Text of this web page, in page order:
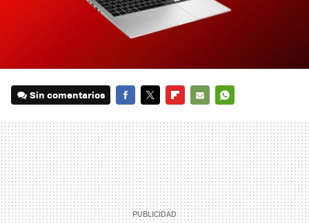
Sin comentarios
MAIL